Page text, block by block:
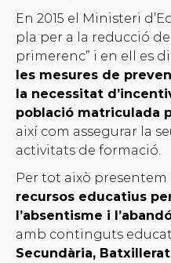
En 2015 el Ministeri
pla per a la reducció
primerenc” i en ell es
les mesures de
la necessitat
població matriculada
així com assegurar la
activitats de formació.
Per tot això presentem
recursos educatius
l’absentisme i
amb continguts
Secundària,